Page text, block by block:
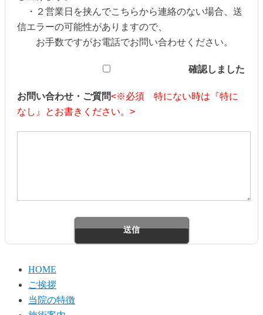
・２営業日を挟んでこちらから連絡のない場合、送
信エラーの可能性がありますので、
お手数ですがお電話でお問い合わせください。
確認しました
お問い合わせ・ご質問<※必須 特にない時は『特に
なし』とお書きください。>
HOME
ご挨拶
当院の特徴